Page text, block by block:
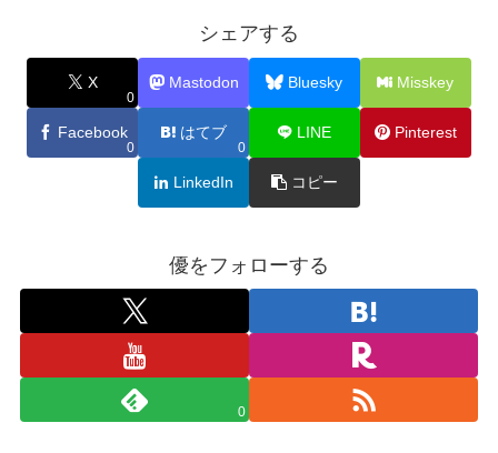
シェアする
X
0
Mastodon Bluesky Misskey
Facebook
0
はてブ
0
LINE Pinterest
LinkedIn コピー
優をフォローする
0